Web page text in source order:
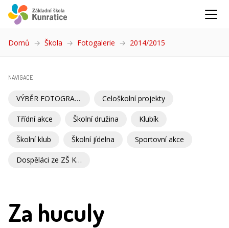
Domů Škola Fotogalerie 2014/2015
NAVIGACE
VÝBĚR FOTOGRAFIÍ Celoškolní projekty
Třídní akce Školní družina Klubík
Školní klub Školní jídelna Sportovní akce
Dospěláci ze ZŠ Kunratice
Za huculy